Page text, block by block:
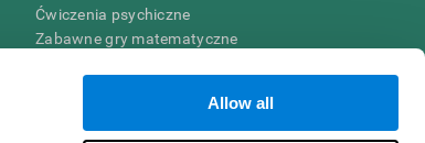
Allow all
Ćwiczenia psychiczne
Zabawne gry matematyczne
Test IQ